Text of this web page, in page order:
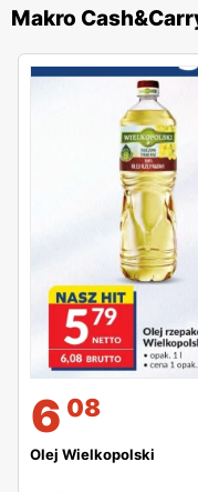
Makro
6 08
Olej Wielkopolski